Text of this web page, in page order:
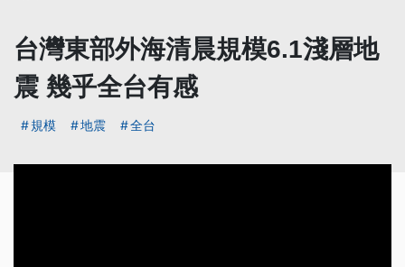
台灣東部外海清晨規模6.1淺層地
震 幾乎全台有感
規模 地震 全台